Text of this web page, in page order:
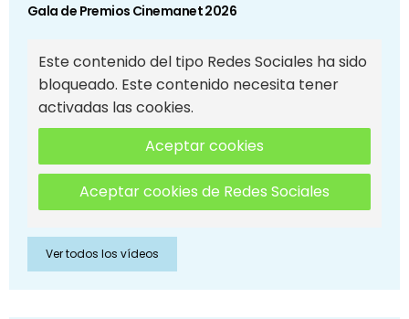
Gala de Premios Cinemanet 2026
Este contenido del tipo Redes Sociales ha sido
bloqueado. Este contenido necesita tener
activadas las cookies.
Aceptar cookies
Aceptar cookies de Redes Sociales
Ver todos los vídeos